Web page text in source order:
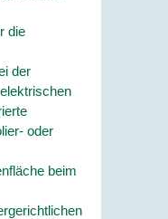
die
der
oder
beim